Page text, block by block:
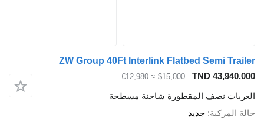
ZW Group 40Ft Interlink Flatbed Semi
TND
$15,000
≈ €12,980
نصف المقطورة شاحنة مسطحة
جديد